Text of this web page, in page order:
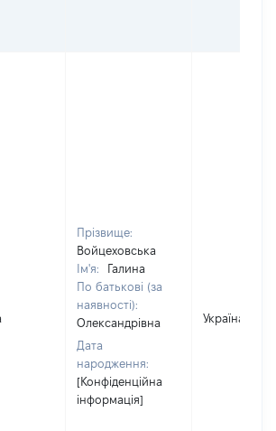
Прізвище:
Войцеховська
Ім'я:
Галина
По батькові (за
наявності):
Олександрівна
Дата
народження:
[Конфіденційна
інформація]
Україна